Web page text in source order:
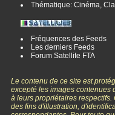
Thématique: Cinéma,
Fréquences des Feeds
Les derniers Feeds
Forum Satellite FTA
Le contenu de ce site est
excepté les images contenues
à leurs propriétaires
des fins d'illustration,